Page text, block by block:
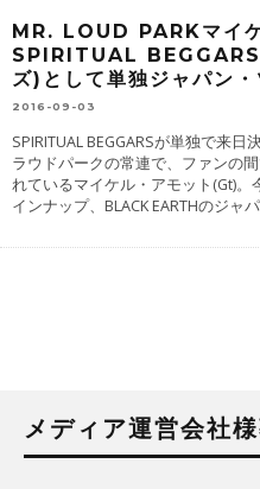
MR. LOUD PARKマイ
SPIRITUAL BEGGARS
ズ)として単独ジャパン・
2016-09-03
SPIRITUAL BEGGARSが単独で来
ラウドパークの常連で、ファンの
れているマイケル・アモット(Gt)。
インナップ、BLACK EARTHのジ
メディア運営会社